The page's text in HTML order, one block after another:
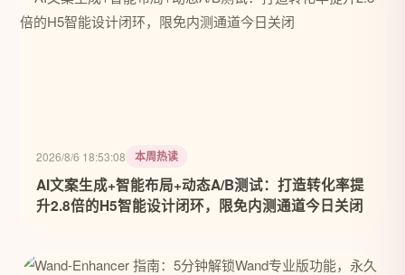
2026/8/6 18:53:08 本周热读
AI文案生成+智能布局+动态A/B测试：打造转化率提
升2.8倍的H5智能设计闭环，限免内测通道今日关闭